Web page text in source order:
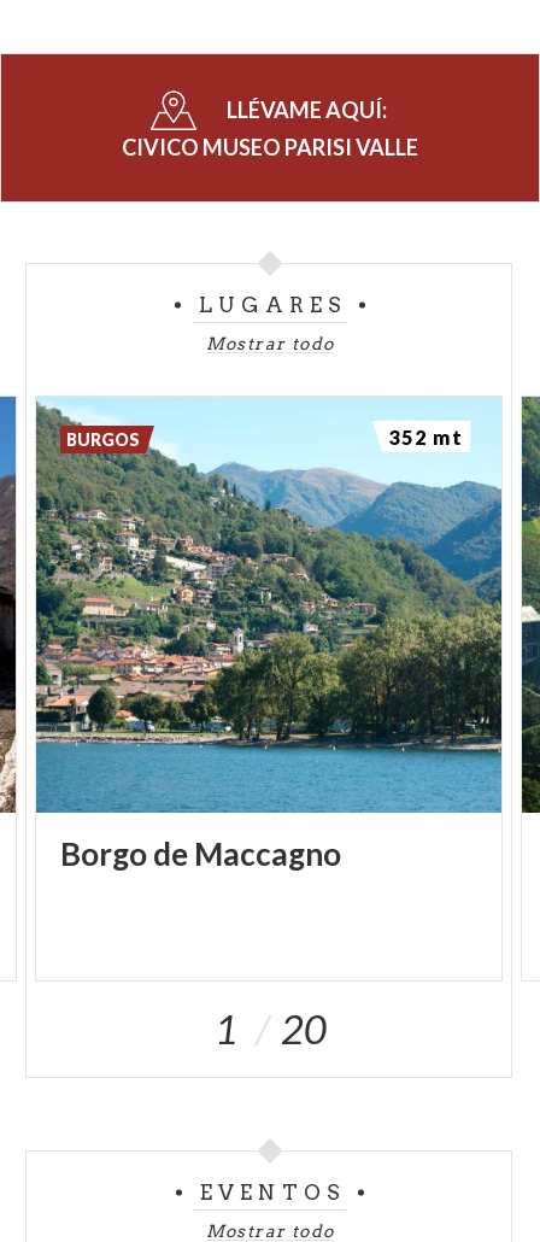
LLÉVAME AQUÍ:
CIVICO MUSEO PARISI VALLE
LUGARES
Mostrar todo
Borgode Maccagno
BURGOS 352 mt
1 20
EVENTOS
Mostrar todo